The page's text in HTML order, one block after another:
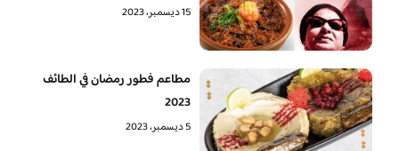
15 ديسمبر، 2023
مطاعم فطور رمضان في الطائف
2023
5 ديسمبر، 2023